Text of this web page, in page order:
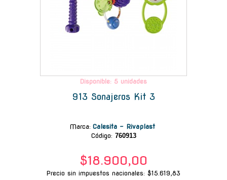
Disponible: 5 unidades
913 Sonajeros Kit 3
Marca: Calesita - Rivaplast
Código: 760913
$18.900,00
Precio sin impuestos nacionales: $15.619,83